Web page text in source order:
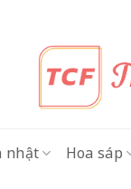
nhật Hoa sáp